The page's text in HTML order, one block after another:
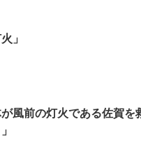
」
風前の灯火である佐賀を